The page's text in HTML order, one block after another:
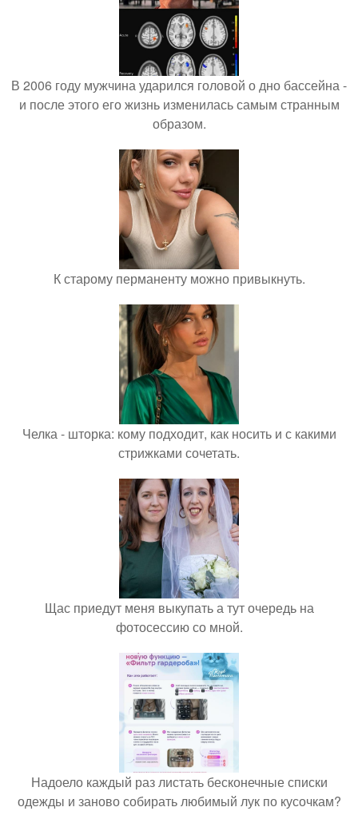
В 2006 году мужчина ударился головой о дно бассейна -
и после этого его жизнь изменилась самым странным
образом.
К старому перманенту можно привыкнуть.
Челка - шторка: кому подходит, как носить и с какими
стрижками сочетать.
Щас приедут меня выкупать а тут очередь на
фотосессию со мной.
Надоело каждый раз листать бесконечные списки
одежды и заново собирать любимый лук по кусочкам?